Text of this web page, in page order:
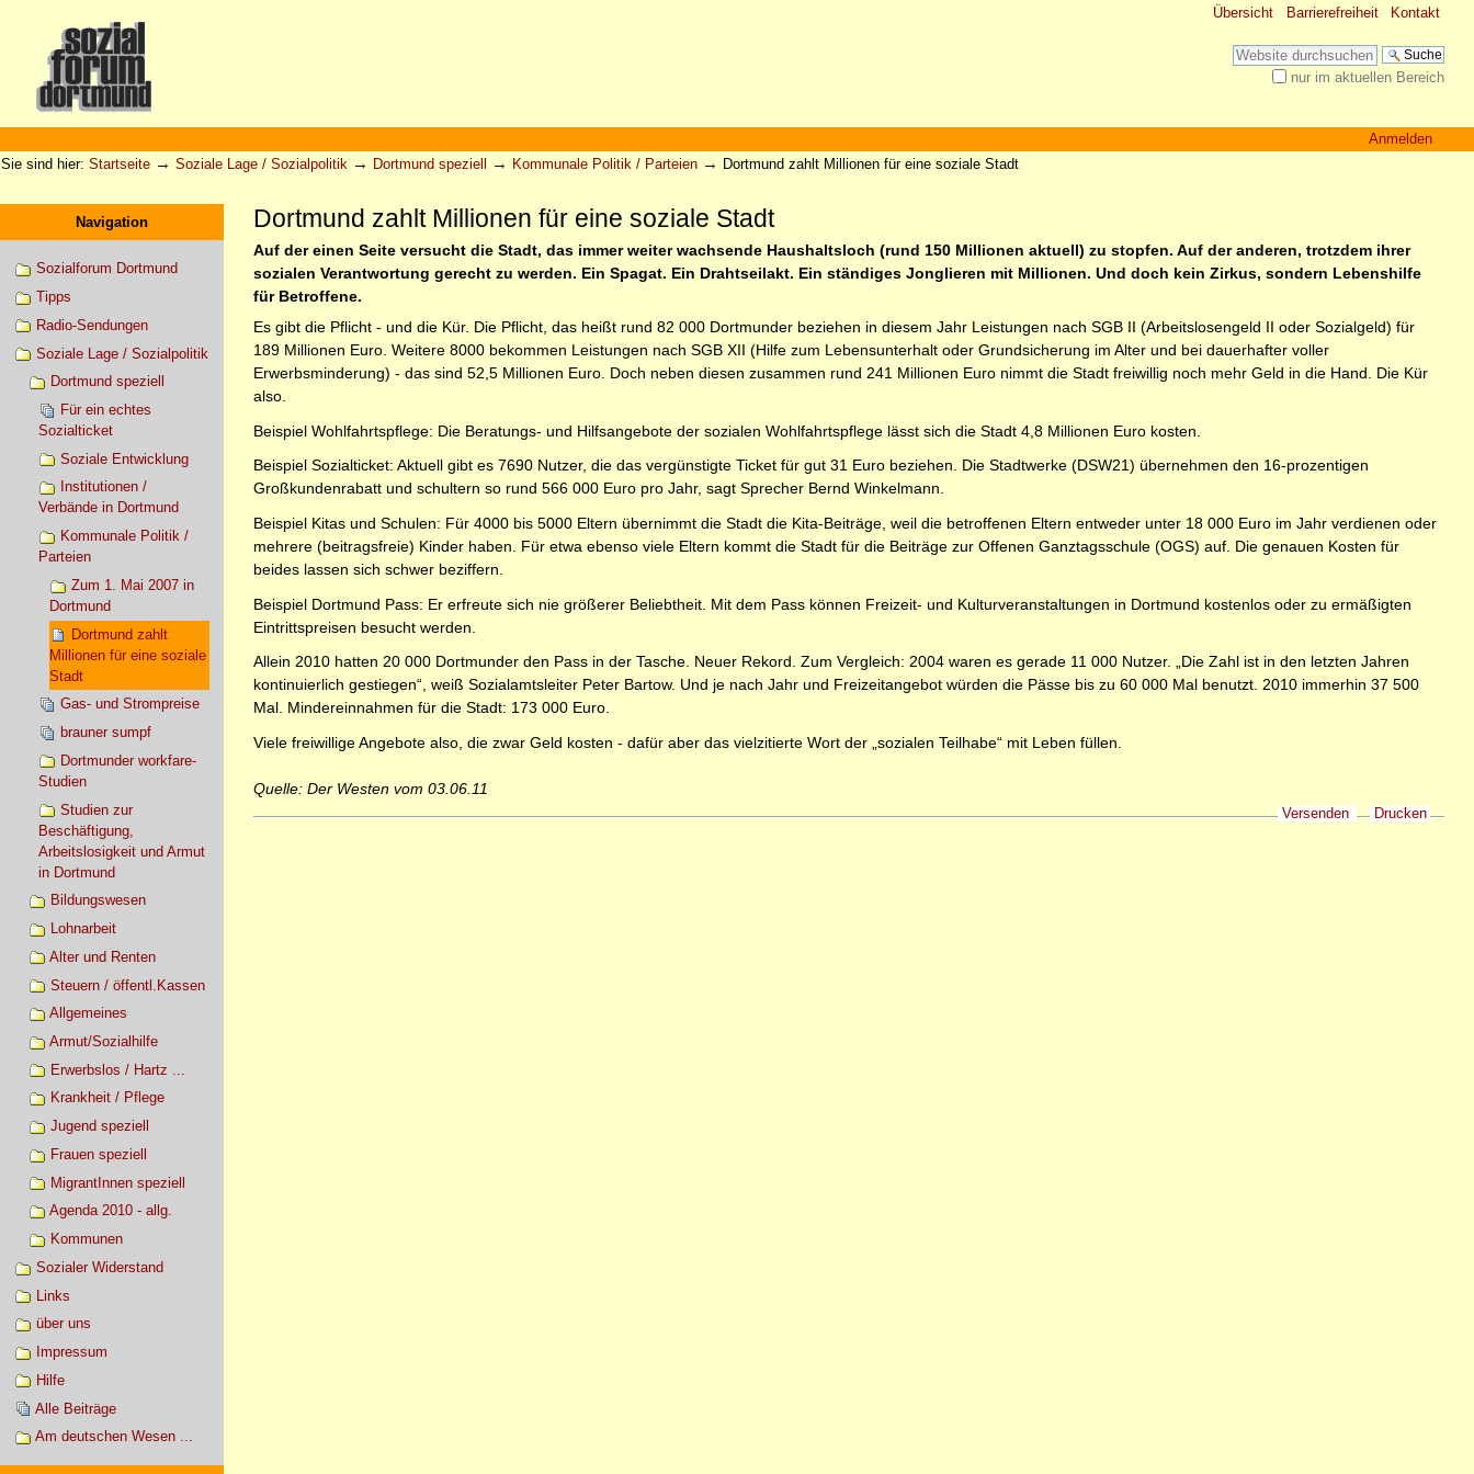
Übersicht Barrierefreiheit Kontakt
Website durchsuchen
nur im aktuellen Bereich
Werkzeuge
Anmelden
Sie sind hier: Startseite → Soziale Lage / Sozialpolitik → Dortmund speziell → Kommunale Politik / Parteien → Dortmund zahlt Millionen für eine soziale Stadt
Navigation
Sozialforum Dortmund
Tipps
Radio-Sendungen
Soziale Lage / Sozialpolitik
Dortmund speziell
Für ein echtes
Sozialticket
Soziale Entwicklung
Institutionen /
Verbände in Dortmund
Kommunale Politik /
Parteien
Zum 1. Mai 2007 in
Dortmund
Dortmund zahlt
Millionen für eine soziale
Stadt
Gas- und Strompreise
brauner sumpf
Dortmunder workfare-
Studien
Studien zur
Beschäftigung,
Arbeitslosigkeit und Armut
in Dortmund
Bildungswesen
Lohnarbeit
Alter und Renten
Steuern / öffentl.Kassen
Allgemeines
Armut/Sozialhilfe
Erwerbslos / Hartz ...
Krankheit / Pflege
Jugend speziell
Frauen speziell
MigrantInnen speziell
Agenda 2010 - allg.
Kommunen
Sozialer Widerstand
Links
über uns
Impressum
Hilfe
Alle Beiträge
Am deutschen Wesen ...
Dortmund zahlt Millionen für eine soziale Stadt
Auf der einen Seite versucht die Stadt, das immer weiter wachsende Haushaltsloch (rund 150 Millionen aktuell) zu stopfen. Auf der anderen, trotzdem ihrer
sozialen Verantwortung gerecht zu werden. Ein Spagat. Ein Drahtseilakt. Ein ständiges Jonglieren mit Millionen. Und doch kein Zirkus, sondern Lebenshilfe
für Betroffene.
Es gibt die Pflicht - und die Kür. Die Pflicht, das heißt rund 82 000 Dortmunder beziehen in diesem Jahr Leistungen nach SGB II (Arbeitslosengeld II oder Sozialgeld) für
189 Millionen Euro. Weitere 8000 bekommen Leistungen nach SGB XII (Hilfe zum Lebensunterhalt oder Grundsicherung im Alter und bei dauerhafter voller
Erwerbsminderung) - das sind 52,5 Millionen Euro. Doch neben diesen zusammen rund 241 Millionen Euro nimmt die Stadt freiwillig noch mehr Geld in die Hand. Die Kür
also.
Beispiel Wohlfahrtspflege: Die Beratungs- und Hilfsangebote der sozialen Wohlfahrtspflege lässt sich die Stadt 4,8 Millionen Euro kosten.
Beispiel Sozialticket: Aktuell gibt es 7690 Nutzer, die das vergünstigte Ticket für gut 31 Euro beziehen. Die Stadtwerke (DSW21) übernehmen den 16-prozentigen
Großkundenrabatt und schultern so rund 566 000 Euro pro Jahr, sagt Sprecher Bernd Winkelmann.
Beispiel Kitas und Schulen: Für 4000 bis 5000 Eltern übernimmt die Stadt die Kita-Beiträge, weil die betroffenen Eltern entweder unter 18 000 Euro im Jahr verdienen oder
mehrere (beitragsfreie) Kinder haben. Für etwa ebenso viele Eltern kommt die Stadt für die Beiträge zur Offenen Ganztagsschule (OGS) auf. Die genauen Kosten für
beides lassen sich schwer beziffern.
Beispiel Dortmund Pass: Er erfreute sich nie größerer Beliebtheit. Mit dem Pass können Freizeit- und Kulturveranstaltungen in Dortmund kostenlos oder zu ermäßigten
Eintrittspreisen besucht werden.
Allein 2010 hatten 20 000 Dortmunder den Pass in der Tasche. Neuer Rekord. Zum Vergleich: 2004 waren es gerade 11 000 Nutzer. „Die Zahl ist in den letzten Jahren
kontinuierlich gestiegen“, weiß Sozialamtsleiter Peter Bartow. Und je nach Jahr und Freizeitangebot würden die Pässe bis zu 60 000 Mal benutzt. 2010 immerhin 37 500
Mal. Mindereinnahmen für die Stadt: 173 000 Euro.
Viele freiwillige Angebote also, die zwar Geld kosten - dafür aber das vielzitierte Wort der „sozialen Teilhabe“ mit Leben füllen.
Quelle: Der Westen vom 03.06.11
Versenden Drucken